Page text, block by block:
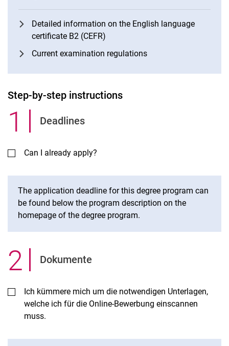
Detailed information on the English language
certificate B2 (CEFR)
Current examination regulations
Step-by-step instructions
1 . Deadlines
Can I already apply?
The application deadline for this degree program can
be found below the program description on the
homepage of the degree program.
2. Dokumente
Ich kümmere mich um die notwendigen Unterlagen,
welche ich für die Online-Bewerbung einscannen
muss.